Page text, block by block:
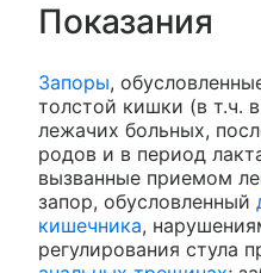
Показания
Запоры,
толстой кишки (в т.ч.
лежачих больных,
родов и в период
вызванные приемом
запор, обусловленный
кишечника,
регулирования стула